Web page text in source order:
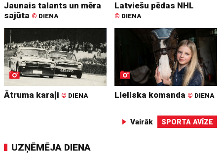
Jaunais talants un mēra
sajūta © DIENA
Latviešu pēdas NHL
© DIENA
Ātruma karaļi © DIENA Lieliska komanda © DIENA
Vairāk SPORTA AVĪZE
UZŅĒMĒJA DIENA